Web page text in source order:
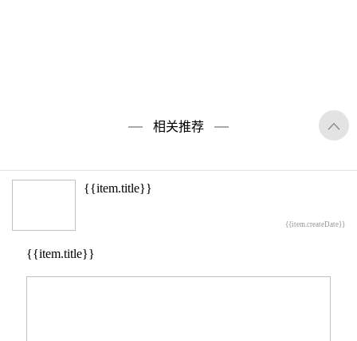
相关推荐
{{item.title}}
{{item.createDate}}
{{item.title}}